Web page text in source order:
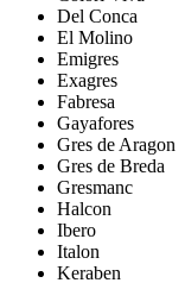
Del Conca
El Molino
Emigres
Exagres
Fabresa
Gayafores
Gres de Aragon
Gres de Breda
Gresmanc
Halcon
Ibero
Italon
Keraben